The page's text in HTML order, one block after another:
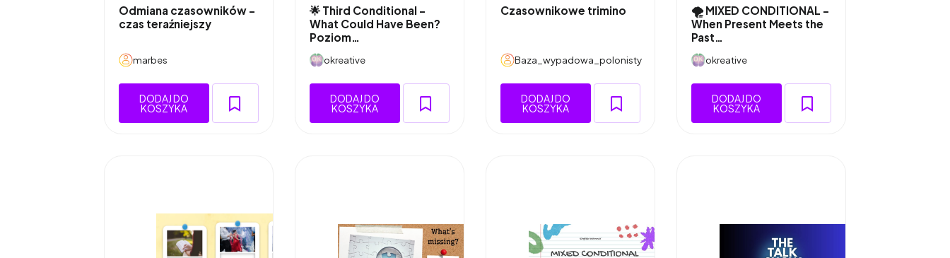
Odmiana czasowników -
czas teraźniejszy
marbes
DODAJ DO
KOSZYKA
🌟 Third Conditional –
What Could Have Been?
Poziom…
okreative
DODAJ DO
KOSZYKA
Czasownikowe trimino
Baza_wypadowa_polonisty
DODAJ DO
KOSZYKA
🌪️ MIXED CONDITIONAL –
When Present Meets the
Past…
okreative
DODAJ DO
KOSZYKA